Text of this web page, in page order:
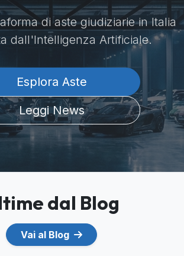
di aste giudiziarie in Italia
dall'Intelligenza Artificiale.
Esplora Aste
Leggi News
dal Blog
Vai al Blog